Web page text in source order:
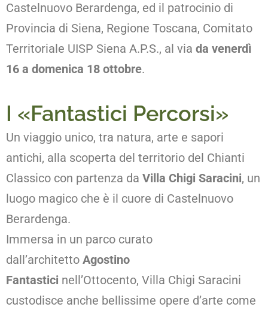
Castelnuovo Berardenga, ed il patrocinio di
Provincia di Siena, Regione Toscana, Comitato
Territoriale UISP Siena A.P.S., al via da venerdì
16 a domenica 18 ottobre.
I «Fantastici Percorsi»
Un viaggio unico, tra natura, arte e sapori
antichi, alla scoperta del territorio del Chianti
Classico con partenza da Villa Chigi Saracini, un
luogo magico che è il cuore di Castelnuovo
Berardenga.
Immersa in un parco curato
dall’architetto Agostino
Fantastici nell’Ottocento, Villa Chigi Saracini
custodisce anche bellissime opere d’arte come